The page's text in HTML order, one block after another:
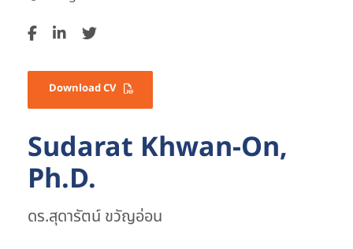
Download CV
Sudarat Khwan-On,
Ph.D.
ดร.สุดารัตน์ ขวัญอ่อน